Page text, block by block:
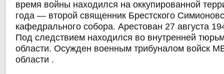
время войны находился на оккупированной
года — второй священник Брестского
кафедрального собора. Арестован 27 августа
Под следствием находился во внутренней
области. Осужден военным трибуналом войск
области .